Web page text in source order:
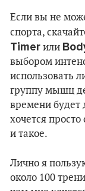
Если вы не
спорта,
Timer или
выбором
использовать
группу мышц
времени будет
хочется
и такое.
Лично я
около 100